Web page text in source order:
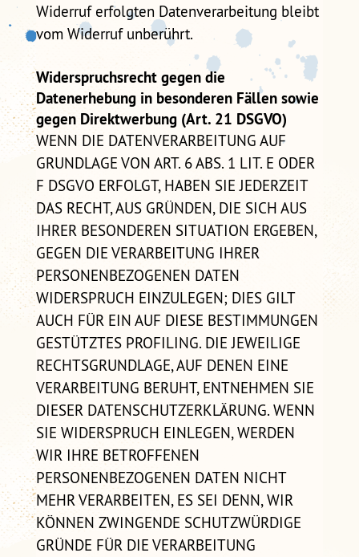
Widerruf erfolgten Datenverarbeitung bleibt
vom Widerruf unberührt.
Widerspruchsrecht gegen die
Datenerhebung in besonderen Fällen sowie
gegen Direktwerbung (Art. 21 DSGVO)
WENN DIE DATENVERARBEITUNG AUF
GRUNDLAGE VON ART. 6 ABS. 1 LIT. E ODER
F DSGVO ERFOLGT, HABEN SIE JEDERZEIT
DAS RECHT, AUS GRÜNDEN, DIE SICH AUS
IHRER BESONDEREN SITUATION ERGEBEN,
GEGEN DIE VERARBEITUNG IHRER
PERSONENBEZOGENEN DATEN
WIDERSPRUCH EINZULEGEN; DIES GILT
AUCH FÜR EIN AUF DIESE BESTIMMUNGEN
GESTÜTZTES PROFILING. DIE JEWEILIGE
RECHTSGRUNDLAGE, AUF DENEN EINE
VERARBEITUNG BERUHT, ENTNEHMEN SIE
DIESER DATENSCHUTZERKLÄRUNG. WENN
SIE WIDERSPRUCH EINLEGEN, WERDEN
WIR IHRE BETROFFENEN
PERSONENBEZOGENEN DATEN NICHT
MEHR VERARBEITEN, ES SEI DENN, WIR
KÖNNEN ZWINGENDE SCHUTZWÜRDIGE
GRÜNDE FÜR DIE VERARBEITUNG